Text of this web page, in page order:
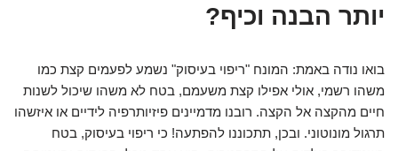
יותר הבנה וכיף?
בואו נודה באמת: המונח "ריפוי בעיסוק" נשמע לפעמים קצת כמו
משהו רשמי, אולי אפילו קצת משעמם, בטח לא משהו שיכול לשנות
חיים מהקצה אל הקצה. רובנו מדמיינים פיזיותרפיה לידיים או איזשהו
תרגול מונוטוני. ובכן, תתכוננו להפתעה! כי ריפוי בעיסוק, בטח